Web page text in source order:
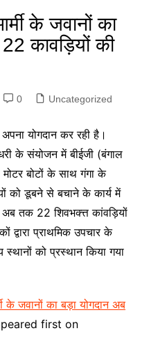
के जवानों का
कावड़ियों की
0 Uncategorized
योगदान कर रही है।
के संयोजन में बीईजी (बंगाल
बोटों के साथ गंगा के
को डूबने से बचाने के कार्य में
तक 22 शिवभक्त्त कांवड़ियों
प्राथमिक उपचार के
स्थानों को प्रस्थान किया गया
के जवानों का बड़ा योगदान अब
first on